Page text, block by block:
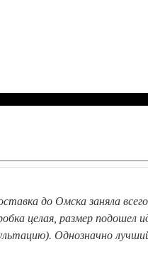
до Омска заняла
целая, размер подошел
Однозначно